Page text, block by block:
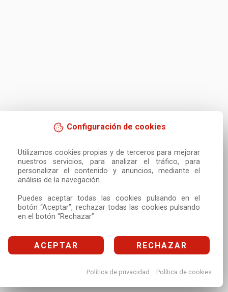
Configuración de cookies
Utilizamos cookies propias y de terceros para mejorar
nuestros servicios, para analizar el tráfico, para
personalizar el contenido y anuncios, mediante el
análisis de la navegación.
Puedes aceptar todas las cookies pulsando en el
botón “Aceptar”, rechazar todas las cookies pulsando
en el botón “Rechazar”
ACEPTAR RECHAZAR
Política de privacidad Política de cookies